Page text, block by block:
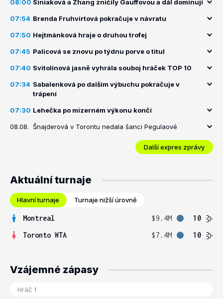
08:00 Siniaková a Zhang zničily Gauffovou a dál dominují
07:54 Brenda Fruhvirtová pokračuje v návratu
07:50 Hejtmánková hraje o druhou trofej
07:45 Palicová se znovu po týdnu porve o titul
07:40 Svitolinová jasně vyhrála souboj hráček TOP 10
07:34 Sabalenková po dalším výbuchu pokračuje v
trápení
07:30 Lehečka po mizerném výkonu končí
08.08. Šnajderová v Torontu nedala šanci Pegulaové
Další expres zprávy
Aktuální turnaje
Hlavní turnaje Turnaje nižší úrovně
Montreal $9.4M
10
Toronto WTA
$7.4M 10
Vzájemné zápasy